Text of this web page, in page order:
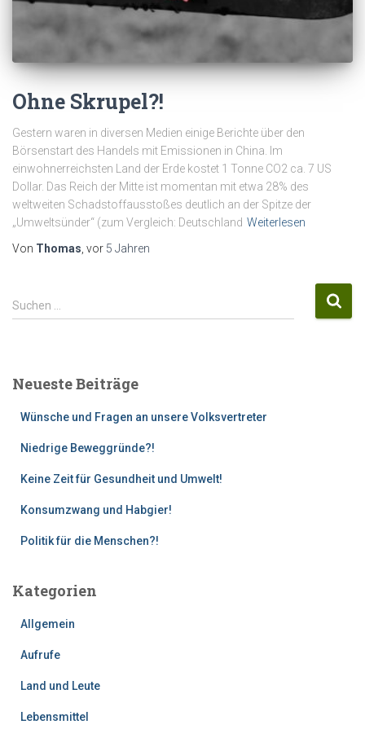
Ohne Skrupel?!
Gestern waren in diversen Medien einige Berichte über den
Börsenstart des Handels mit Emissionen in China. Im
einwohnerreichsten Land der Erde kostet 1 Tonne CO2 ca. 7 US
Dollar. Das Reich der Mitte ist momentan mit etwa 28% des
weltweiten Schadstoffausstoßes deutlich an der Spitze der
„Umweltsünder“ (zum Vergleich: Deutschland Weiterlesen
Von Thomas , vor 5 Jahren
S
u
n
Suchen …
Neueste Beiträge
Wünsche und Fragen an unsere Volksvertreter
Niedrige Beweggründe?!
Keine Zeit für Gesundheit und Umwelt!
Konsumzwang und Habgier!
Politik für die Menschen?!
Kategorien
Allgemein
Aufrufe
Land und Leute
Lebensmittel